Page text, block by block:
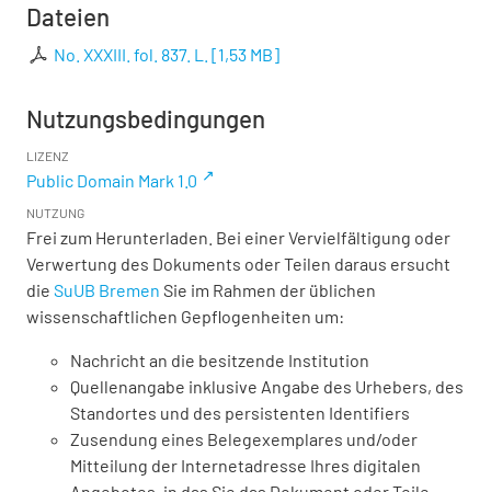
Dateien
No. XXXIII. fol. 837. L. [1,53 MB]
Nutzungsbedingungen
LIZENZ
Public Domain Mark 1.0
NUTZUNG
Frei zum Herunterladen. Bei einer Vervielfältigung oder
Verwertung des Dokuments oder Teilen daraus ersucht
die SuUB Bremen Sie im Rahmen der üblichen
wissenschaftlichen Gepflogenheiten um:
Nachricht an die besitzende Institution
Quellenangabe inklusive Angabe des Urhebers, des
Standortes und des persistenten Identifiers
Zusendung eines Belegexemplares und/oder
Mitteilung der Internetadresse Ihres digitalen